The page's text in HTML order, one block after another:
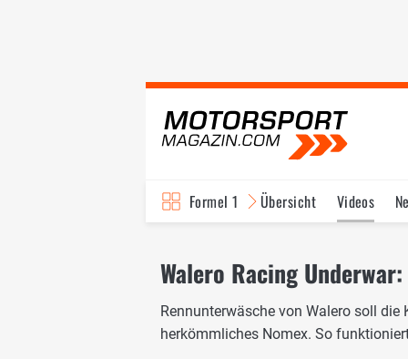
Formel 1 Übersicht Videos
Walero Racing
Rennunterwäsche von Walero soll die
herkömmliches Nomex. So